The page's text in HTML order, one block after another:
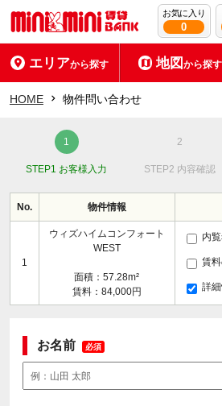
お気に入り
0
エリアから探す 地図から探す
HOME 物件問い合わせ
STEP1 お客様入力 STEP2 内容確認
No. 物件情報
1
ウィズハイムコンフォート
WEST
面積：57.28m²
賃料：84,000円
内
賃
詳
お名前 必須